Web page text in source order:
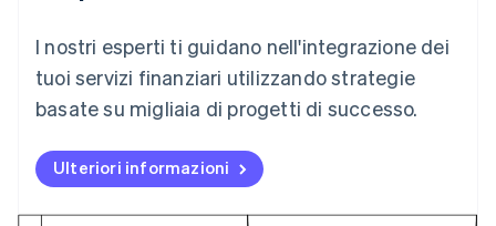
I nostri esperti ti guidano nell'integrazione dei
tuoi servizi finanziari utilizzando strategie
basate su migliaia di progetti di successo.
Ulteriori informazioni
Canada
EnglishFrançais
Cina continentale
简体中文 English
Croazia
EnglishItaliano
Danimarca